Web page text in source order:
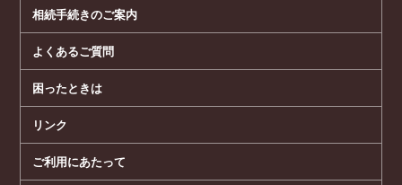
相続手続きのご案内
よくあるご質問
困ったときは
リンク
ご利用にあたって